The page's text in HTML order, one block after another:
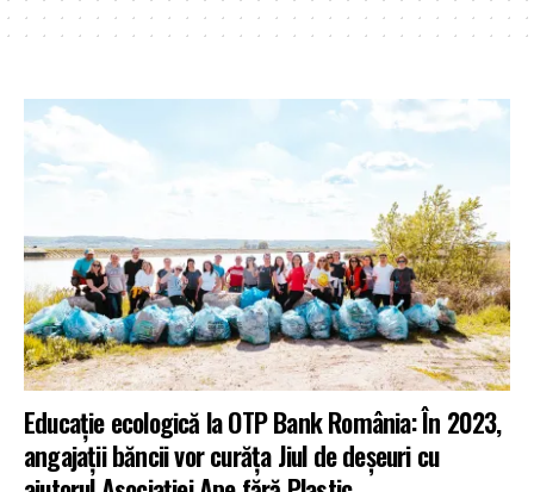
Educație ecologică la OTP Bank România: În 2023,
angajații băncii vor curăța Jiul de deșeuri cu